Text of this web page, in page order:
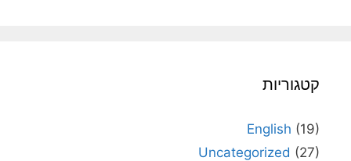
קטגוריות
English (19)
Uncategorized (27)